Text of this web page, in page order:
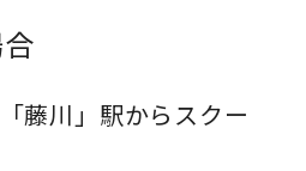
藤川」駅からスクー